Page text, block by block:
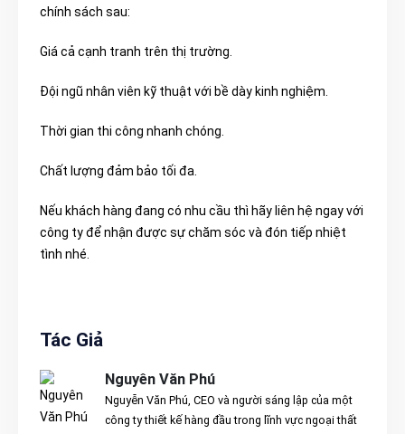
chính sách sau:
Giá cả cạnh tranh trên thị trường.
Đội ngũ nhân viên kỹ thuật với bề dày kinh nghiệm.
Thời gian thi công nhanh chóng.
Chất lượng đảm bảo tối đa.
Nếu khách hàng đang có nhu cầu thì hãy liên hệ ngay với
công ty để nhận được sự chăm sóc và đón tiếp nhiệt
tình nhé.
Tác Giả
Nguyên Văn Phú
Nguyễn Văn Phú, CEO và người sáng lập của một
công ty thiết kế hàng đầu trong lĩnh vực ngoại thất